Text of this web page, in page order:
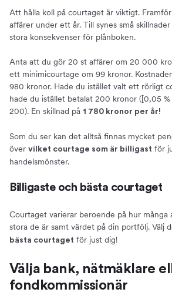
Att hålla koll på courtaget är viktigt.
affärer under ett år. Till synes små
stora konsekvenser för plånboken.
Anta att du gör 20 st affärer om 20 000
ett minimicourtage om 99 kronor.
980 kronor. Hade du istället valt ett rörligt
hade du istället betalat 200 kronor ([0,05
200). En skillnad på 1 780 kronor per år!
Som du ser kan det alltså finnas mycket
över vilket courtage som är billigast för
handelsmönster.
Billigaste och bästa courtaget
Courtaget varierar beroende på hur många
stora de är samt värdet på din portfölj. Välj
bästa courtaget för just dig!
Välja bank, nätmäklare
fondkommissionär